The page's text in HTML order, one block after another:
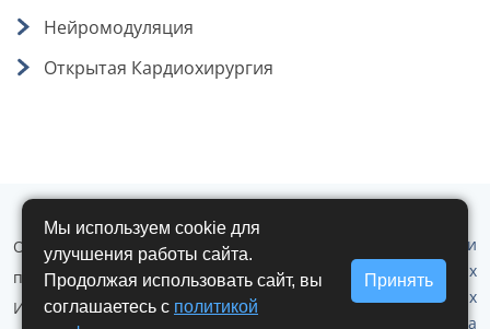
Нейромодуляция
Открытая Кардиохирургия
ООО "Аритмомед" © 2019 - 2026 г. Все
права защищены.
Использование любых материалов
Политика обработки
персональных
данных
Политика
Мы используем cookie для
улучшения работы сайта.
Продолжая использовать сайт, вы
соглашаетесь с политикой
Принять